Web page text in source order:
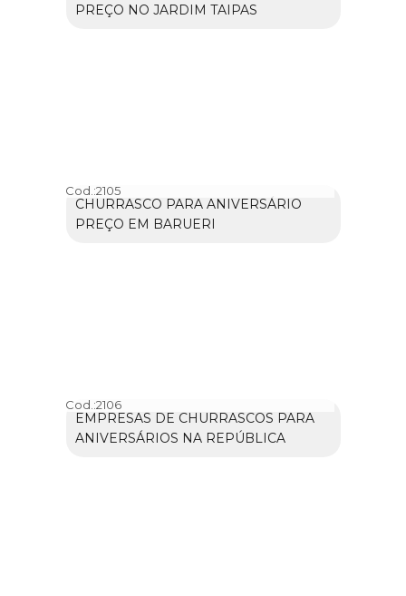
PREÇO NO JARDIM TAIPAS
Cod.:2105
CHURRASCO PARA ANIVERSÁRIO
PREÇO EM BARUERI
Cod.:2106
EMPRESAS DE CHURRASCOS PARA
ANIVERSÁRIOS NA REPÚBLICA